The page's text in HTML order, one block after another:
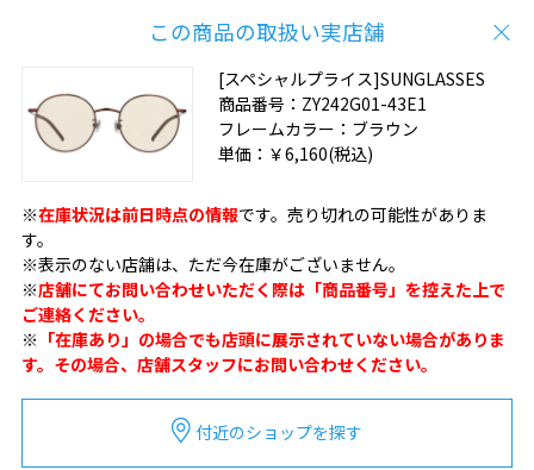
この商品の取扱い実店舗
[スペシャルプライス]SUNGLASSES
商品番号： ZY242G01-43E1
フレームカラー： ブラウン
単価： ￥6,160(税込)
※在庫状況は前日時点の情報です。売り切れの可能性がありま
す。
※表示のない店舗は、ただ今在庫がございません。
※店舗にてお問い合わせいただく際は「商品番号」を控えた上で
ご連絡ください。
※ 「在庫あり」の場合でも店頭に展示されていない場合がありま
す。その場合、店舗スタッフにお問い合わせください。
付近のショップを探す